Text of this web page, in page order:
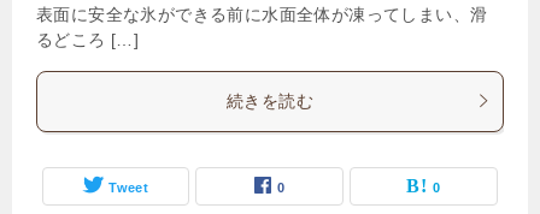
表面に安全な氷ができる前に水面全体が凍ってしまい、滑
るどころ […]
続きを読む
Tweet 0 0